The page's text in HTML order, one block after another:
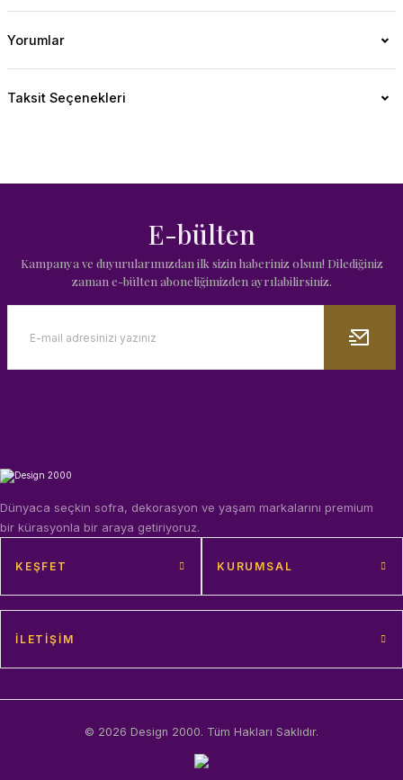
Yorumlar
Taksit Seçenekleri
E-bülten
Kampanya ve duyurularımızdan ilk sizin haberiniz olsun! Dilediğiniz
zaman e-bülten aboneliğimizden ayrılabilirsiniz.
Dünyaca seçkin sofra, dekorasyon ve yaşam markalarını premium
bir kürasyonla bir araya getiriyoruz.
KEŞFET KURUMSAL
İLETIŞIM
© 2026 Design 2000. Tüm Hakları Saklıdır.